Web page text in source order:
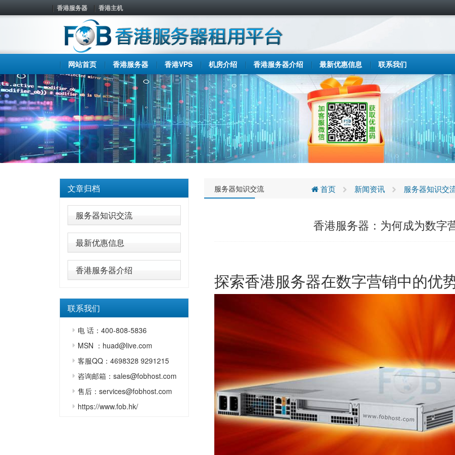
香港服务器 香港主机
网站首页 香港服务器 香港VPS 机房介绍 香港服务器介绍 最新优惠信息 联系我们
文章归档
服务器知识交流
最新优惠信息
香港服务器介绍
联系我们
电 话：400-808-5836
MSN ：huad@live.com
客服QQ：4698328 9291215
咨询邮箱：sales@fobhost.com
售后：services@fobhost.com
https://www.fob.hk/
服务器知识交流 首页 新闻资讯 服务器知识交
香港服务器：为何成为数字
探索香港服务器在数字营销中的优